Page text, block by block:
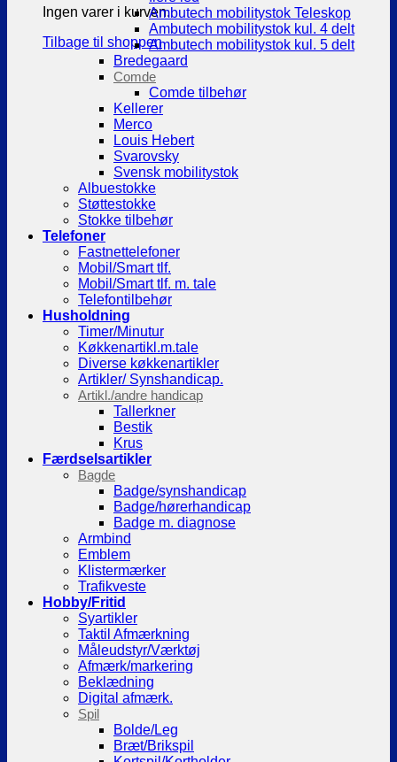
Ingen varer i kurven.
Tilbage til shoppen
Ambutech mobilitystok Teleskop
Ambutech mobilitystok kul. 4 delt
Ambutech mobilitystok kul. 5 delt
Bredegaard
Comde
Comde tilbehør
Kellerer
Merco
Louis Hebert
Svarovsky
Svensk mobilitystok
Albuestokke
Støttestokke
Stokke tilbehør
Telefoner
Fastnettelefoner
Mobil/Smart tlf.
Mobil/Smart tlf. m. tale
Telefontilbehør
Husholdning
Timer/Minutur
Køkkenartikl.m.tale
Diverse køkkenartikler
Artikler/ Synshandicap.
Artikl./andre handicap
Tallerkner
Bestik
Krus
Færdselsartikler
Bagde
Badge/synshandicap
Badge/hørerhandicap
Badge m. diagnose
Armbind
Emblem
Klistermærker
Trafikveste
Hobby/Fritid
Syartikler
Taktil Afmærkning
Måleudstyr/Værktøj
Afmærk/markering
Beklædning
Digital afmærk.
Spil
Bolde/Leg
Bræt/Brikspil